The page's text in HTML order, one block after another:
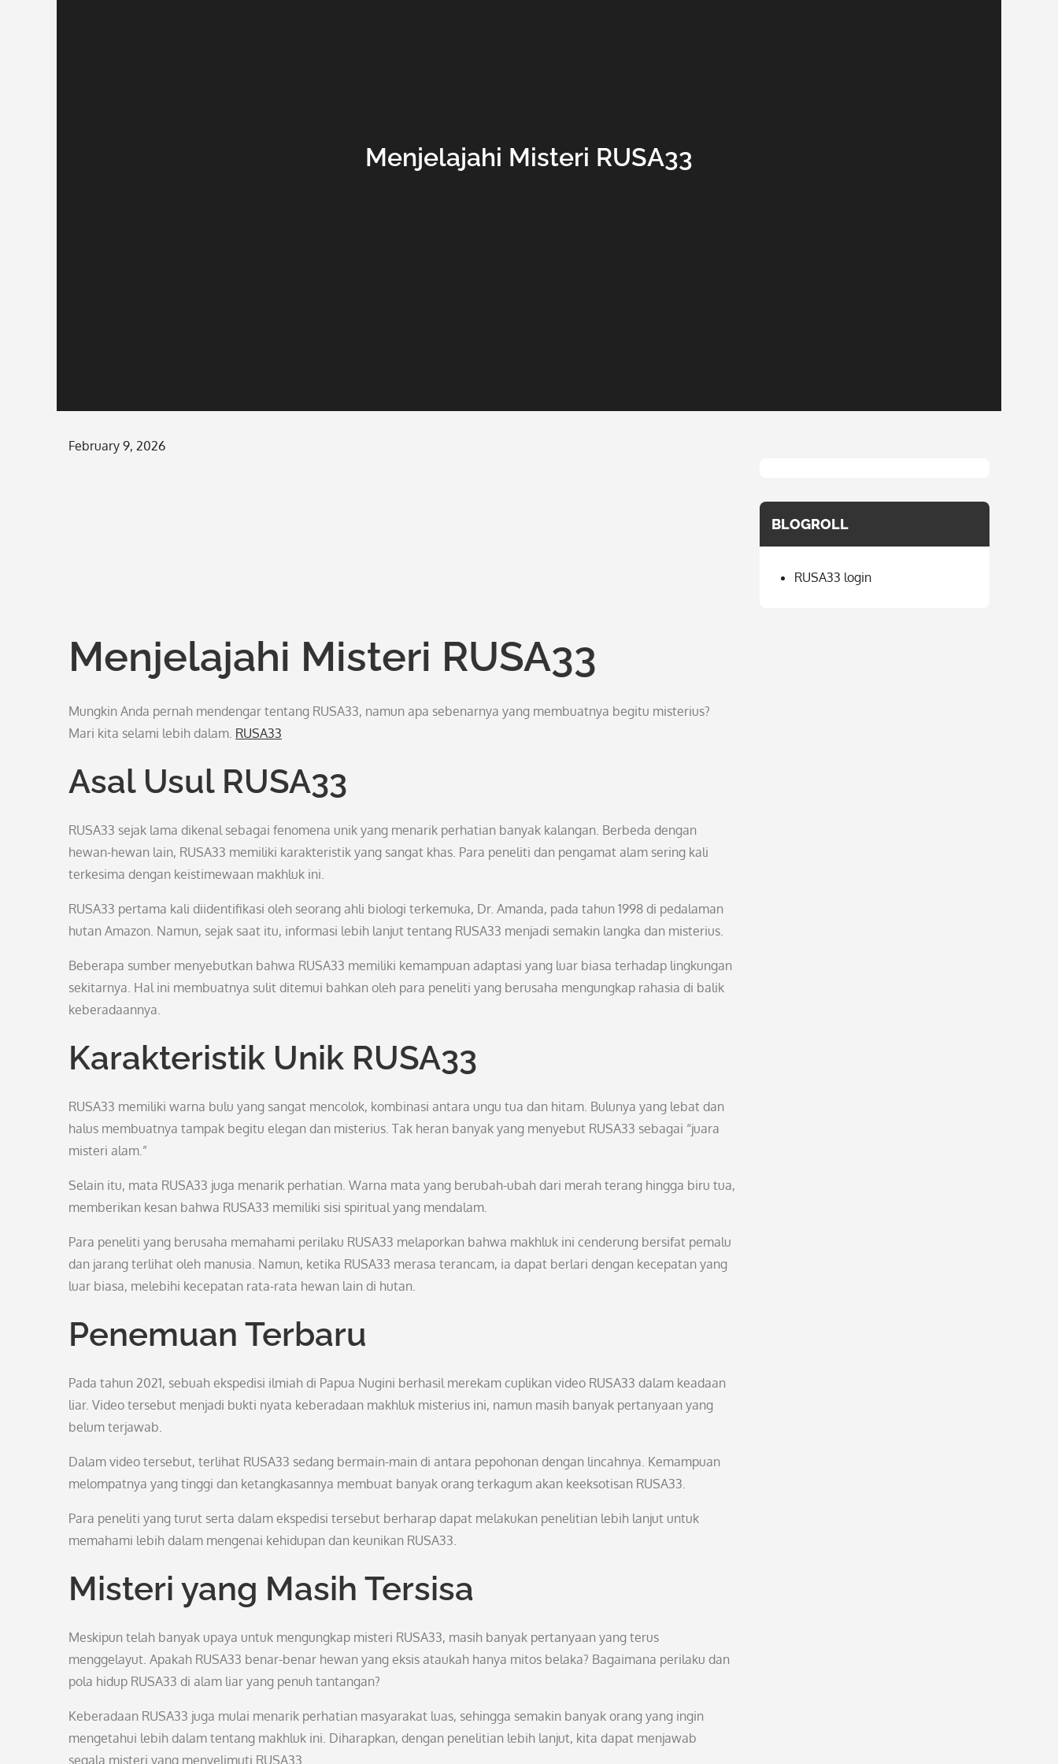
Menjelajahi Misteri RUSA33
Posted
February 9, 2026
Menjelajahi Misteri RUSA33
Mungkin Anda pernah mendengar tentang RUSA33, namun apa sebenarnya yang membuatnya begitu misterius?
Mari kita selami lebih dalam. RUSA33
Asal Usul RUSA33
RUSA33 sejak lama dikenal sebagai fenomena unik yang menarik perhatian banyak kalangan. Berbeda dengan
hewan-hewan lain, RUSA33 memiliki karakteristik yang sangat khas. Para peneliti dan pengamat alam sering kali
terkesima dengan keistimewaan makhluk ini.
RUSA33 pertama kali diidentifikasi oleh seorang ahli biologi terkemuka, Dr. Amanda, pada tahun 1998 di pedalaman
hutan Amazon. Namun, sejak saat itu, informasi lebih lanjut tentang RUSA33 menjadi semakin langka dan misterius.
Beberapa sumber menyebutkan bahwa RUSA33 memiliki kemampuan adaptasi yang luar biasa terhadap lingkungan
sekitarnya. Hal ini membuatnya sulit ditemui bahkan oleh para peneliti yang berusaha mengungkap rahasia di balik
keberadaannya.
Karakteristik Unik RUSA33
RUSA33 memiliki warna bulu yang sangat mencolok, kombinasi antara ungu tua dan hitam. Bulunya yang lebat dan
halus membuatnya tampak begitu elegan dan misterius. Tak heran banyak yang menyebut RUSA33 sebagai “juara
misteri alam.”
Selain itu, mata RUSA33 juga menarik perhatian. Warna mata yang berubah-ubah dari merah terang hingga biru tua,
memberikan kesan bahwa RUSA33 memiliki sisi spiritual yang mendalam.
Para peneliti yang berusaha memahami perilaku RUSA33 melaporkan bahwa makhluk ini cenderung bersifat pemalu
dan jarang terlihat oleh manusia. Namun, ketika RUSA33 merasa terancam, ia dapat berlari dengan kecepatan yang
luar biasa, melebihi kecepatan rata-rata hewan lain di hutan.
Penemuan Terbaru
Pada tahun 2021, sebuah ekspedisi ilmiah di Papua Nugini berhasil merekam cuplikan video RUSA33 dalam keadaan
liar. Video tersebut menjadi bukti nyata keberadaan makhluk misterius ini, namun masih banyak pertanyaan yang
belum terjawab.
Dalam video tersebut, terlihat RUSA33 sedang bermain-main di antara pepohonan dengan lincahnya. Kemampuan
melompatnya yang tinggi dan ketangkasannya membuat banyak orang terkagum akan keeksotisan RUSA33.
Para peneliti yang turut serta dalam ekspedisi tersebut berharap dapat melakukan penelitian lebih lanjut untuk
memahami lebih dalam mengenai kehidupan dan keunikan RUSA33.
Misteri yang Masih Tersisa
Meskipun telah banyak upaya untuk mengungkap misteri RUSA33, masih banyak pertanyaan yang terus
menggelayut. Apakah RUSA33 benar-benar hewan yang eksis ataukah hanya mitos belaka? Bagaimana perilaku dan
pola hidup RUSA33 di alam liar yang penuh tantangan?
Keberadaan RUSA33 juga mulai menarik perhatian masyarakat luas, sehingga semakin banyak orang yang ingin
mengetahui lebih dalam tentang makhluk ini. Diharapkan, dengan penelitian lebih lanjut, kita dapat menjawab
segala misteri yang menyelimuti RUSA33.
BLOGROLL
RUSA33 login